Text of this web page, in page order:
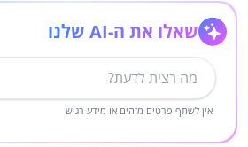
שאלו את ה-AI שלנו
אין לשתף פרטים מזהים או מידע רגיש